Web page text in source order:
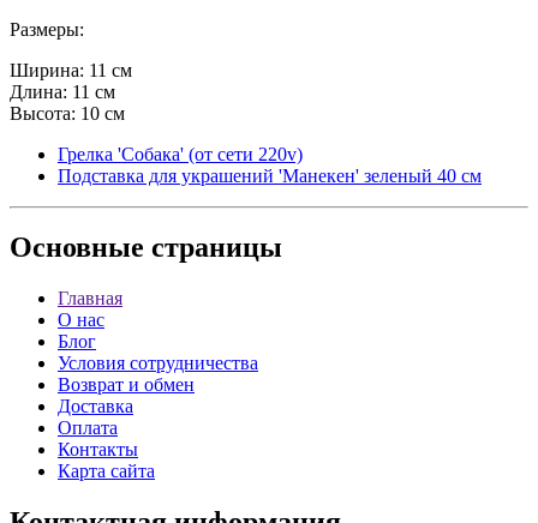
Размеры:
Ширина: 11 см
Длина: 11 см
Высота: 10 см
Грелка 'Собака' (от сети 220v)
Подставка для украшений 'Манекен' зеленый 40 см
Основные страницы
Главная
О нас
Блог
Условия сотрудничества
Возврат и обмен
Доставка
Оплата
Контакты
Карта сайта